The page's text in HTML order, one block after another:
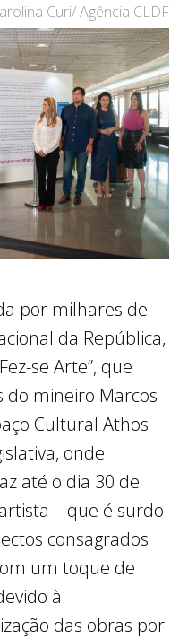
Curi/ Agência CLDF
por milhares de
da República,
se Arte”, que
do mineiro Marcos
Cultural Athos
onde
até o dia 30 de
– que é surdo
consagrados
um toque de
à
das obras por